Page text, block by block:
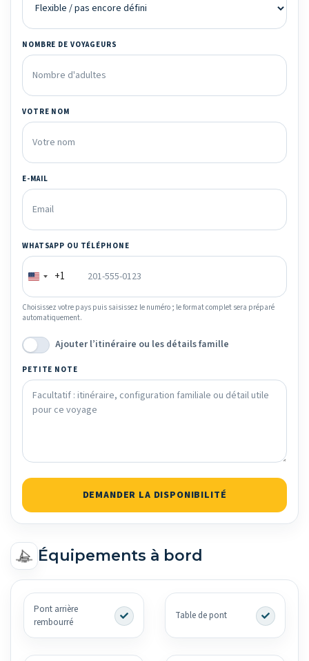
NOMBRE DE VOYAGEURS
VOTRE NOM
E-MAIL
WHATSAPP OU TÉLÉPHONE
+1
Choisissez votre pays puis saisissez le numéro ; le format complet sera préparé
automatiquement.
Ajouter l’itinéraire ou les détails famille
PETITE NOTE
DEMANDER LA DISPONIBILITÉ
Équipements à bord
Pont arrière
rembourré
Table de pont